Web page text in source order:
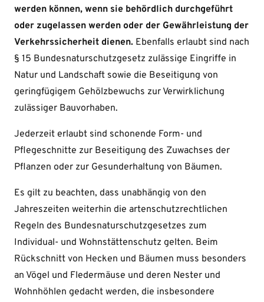
werden können, wenn sie behördlich durchgeführt
oder zugelassen werden oder der Gewährleistung der
Verkehrssicherheit dienen. Ebenfalls erlaubt sind nach
§ 15 Bundesnaturschutzgesetz zulässige Eingriffe in
Natur und Landschaft sowie die Beseitigung von
geringfügigem Gehölzbewuchs zur Verwirklichung
zulässiger Bauvorhaben.
Jederzeit erlaubt sind schonende Form- und
Pflegeschnitte zur Beseitigung des Zuwachses der
Pflanzen oder zur Gesunderhaltung von Bäumen.
Es gilt zu beachten, dass unabhängig von den
Jahreszeiten weiterhin die artenschutzrechtlichen
Regeln des Bundesnaturschutzgesetzes zum
Individual- und Wohnstättenschutz gelten. Beim
Rückschnitt von Hecken und Bäumen muss besonders
an Vögel und Fledermäuse und deren Nester und
Wohnhöhlen gedacht werden, die insbesondere